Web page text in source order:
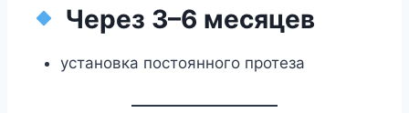
Через 3–6 месяцев
установка постоянного протеза